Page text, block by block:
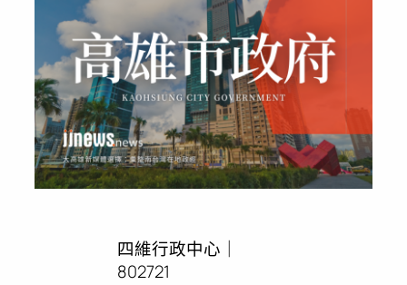
四維行政中心｜
802721